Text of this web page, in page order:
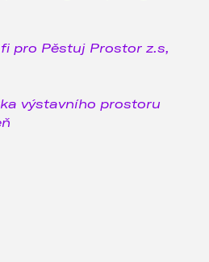
pro Pěstuj Prostor z.s,
výstavního prostoru